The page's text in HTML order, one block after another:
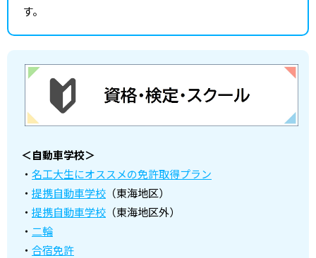
す。
＜自動車学校＞
・ 名工大生にオススメの免許取得プラン
・ 提携自動車学校 （東海地区）
・ 提携自動車学校 （東海地区外）
・ 二輪
・ 合宿免許